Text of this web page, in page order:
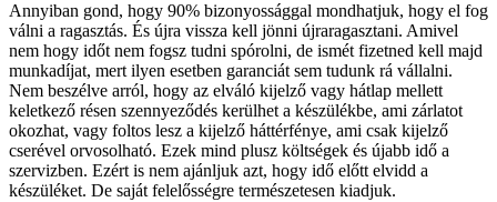
Annyiban gond, hogy 90% bizonyossággal mondhatjuk, hogy el fog
válni a ragasztás. És újra vissza kell jönni újraragasztani. Amivel
nem hogy időt nem fogsz tudni spórolni, de ismét fizetned kell majd
munkadíjat, mert ilyen esetben garanciát sem tudunk rá vállalni.
Nem beszélve arról, hogy az elváló kijelző vagy hátlap mellett
keletkező résen szennyeződés kerülhet a készülékbe, ami zárlatot
okozhat, vagy foltos lesz a kijelző háttérfénye, ami csak kijelző
cserével orvosolható. Ezek mind plusz költségek és újabb idő a
szervizben. Ezért is nem ajánljuk azt, hogy idő előtt elvidd a
készüléket. De saját felelősségre természetesen kiadjuk.